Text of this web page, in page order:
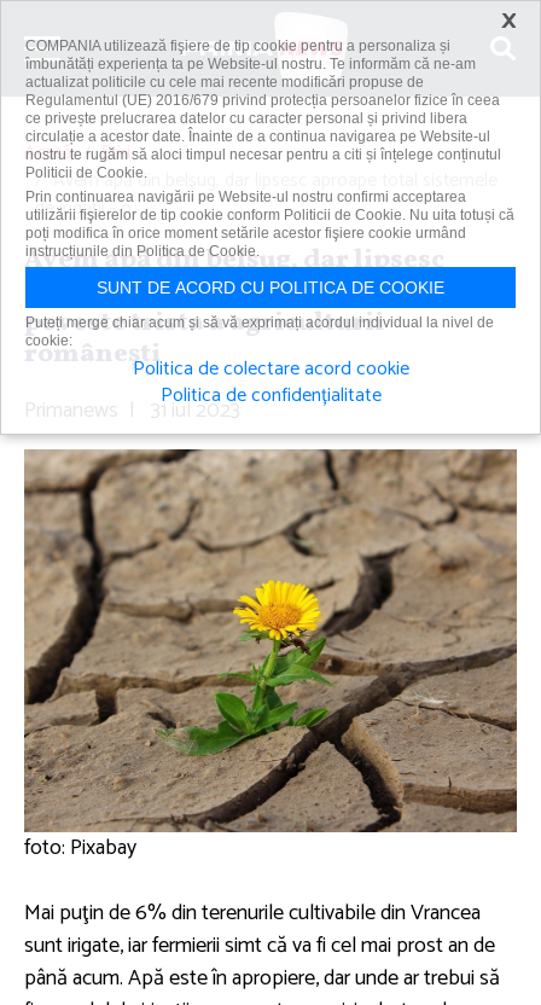
Acasă
Știri
Avem apă din belşug, dar lipsesc aproape total sistemele
de irigaţii - o...
Avem apă din belşug, dar lipsesc
aproape total sistemele de irigaţii - o
poveste trista a agriculturii
româneşti
Primanews | 31 iul 2023
foto: Pixabay
Mai puţin de 6% din terenurile cultivabile din Vrancea
sunt irigate, iar fermierii simt că va fi cel mai prost an de
până acum. Apă este în apropiere, dar unde ar trebui să
×
COMPANIA utilizează fişiere de tip cookie pentru a personaliza și
îmbunătăți experiența ta pe Website-ul nostru. Te informăm că ne-am
actualizat politicile cu cele mai recente modificări propuse de
Regulamentul (UE) 2016/679 privind protecția persoanelor fizice în ceea
ce privește prelucrarea datelor cu caracter personal și privind libera
circulație a acestor date. Înainte de a continua navigarea pe Website-ul
nostru te rugăm să aloci timpul necesar pentru a citi și înțelege conținutul
Politicii de Cookie.
Prin continuarea navigării pe Website-ul nostru confirmi acceptarea
utilizării fişierelor de tip cookie conform Politicii de Cookie. Nu uita totuși că
poți modifica în orice moment setările acestor fişiere cookie urmând
instrucțiunile din Politica de Cookie.
SUNT DE ACORD CU POLITICA DE COOKIE
Puteți merge chiar acum și să vă exprimați acordul individual la nivel de
cookie:
Politica de colectare acord cookie
Politica de confidențialitate